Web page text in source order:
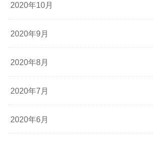
2020年10月
2020年9月
2020年8月
2020年7月
2020年6月